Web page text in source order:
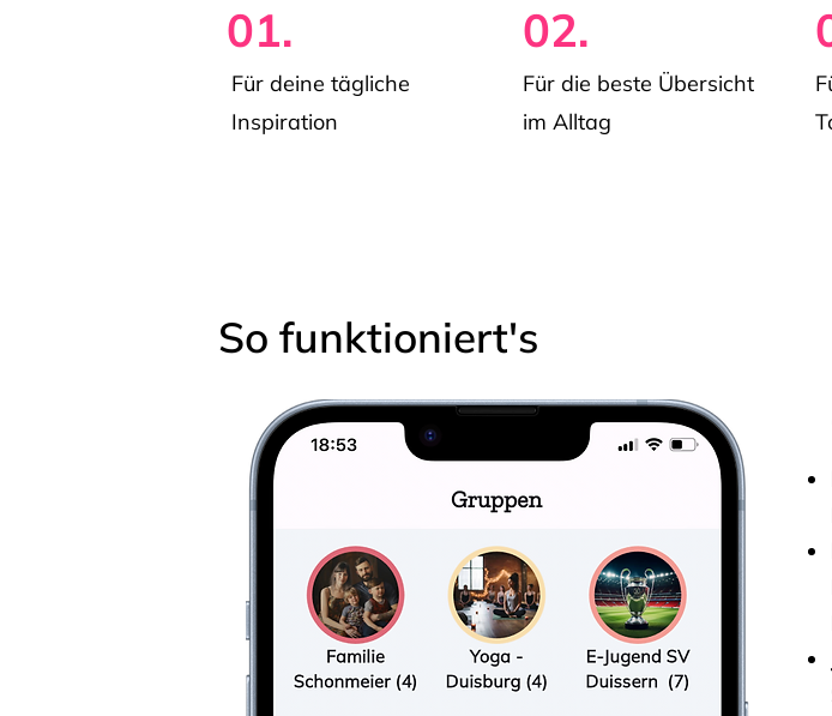
01.
Für deine tägliche
Inspiration
02.
Für die beste Übersicht
im Alltag
So funktioniert's